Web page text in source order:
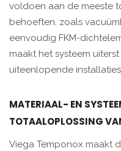
voldoen aan de meeste
behoeften, zoals
eenvoudig FKM-
maakt het systeem
uiteenlopende
MATERIAAL- EN
TOTAALOPLOSSING
Viega Temponox maakt